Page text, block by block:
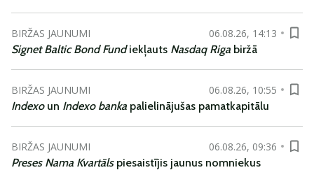
BIRŽAS JAUNUMI
06.08.26, 14:13
Signet Baltic Bond Fundiekļauts Nasdaq Riga biržā
BIRŽAS JAUNUMI
06.08.26, 10:55
Indexoun Indexo banka palielinājušas pamatkapitālu
BIRŽAS JAUNUMI
06.08.26, 09:36
Preses Nama Kvartāls piesaistījis jaunus nomniekus